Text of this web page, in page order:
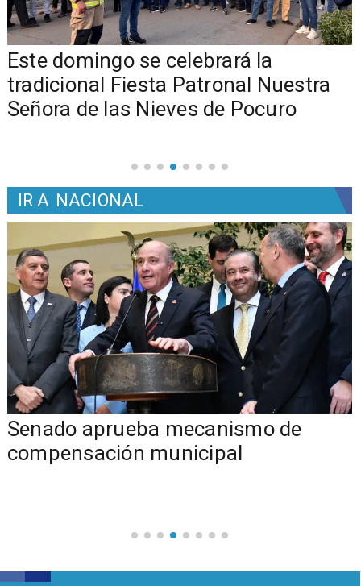
Este domingo se celebrará la
tradicional Fiesta Patronal Nuestra
Señora de las Nieves de Pocuro
IR A NACIONAL
Senado aprueba mecanismo de
compensación municipal